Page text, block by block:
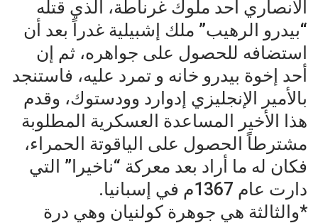
الانصاري أحد ملوك غرناطة، الذي قتله
“بيدرو الرهيب” ملك إشبيلية غدراً بعد أن
استضافه للحصول على جواهره، ثم إن
أحد إخوة بيدرو خانه و تمرد عليه، فاستنجد
بالأمير الإنجليزي إدوارد وودستوك، وقدم
هذا الأخير المساعدة العسكرية المطلوبة
مشترطاً الحصول على الياقوتة الحمراء،
فكان له ما أراد بعد معركة “ناخيرا” التي
دارت عام 1367م في إسبانيا.
*والثالثة هي جوهرة كولنيان وهي درة